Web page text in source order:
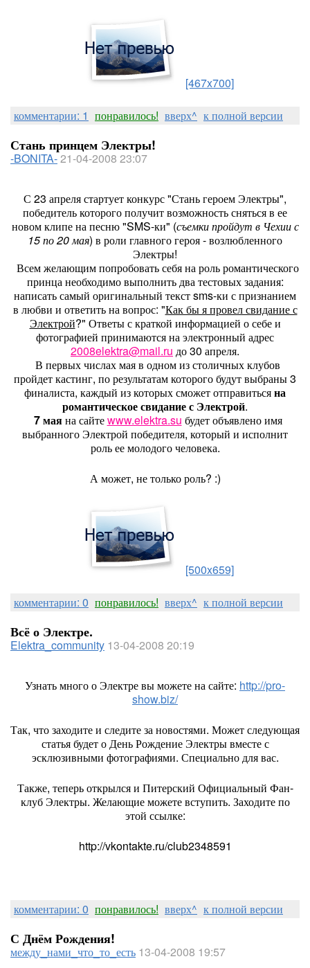
[467x700]
комментарии: 1 понравилось! вверх^ к полной версии
Стань принцем Электры!
-BONITA-21-04-2008 23:07
С 23 апреля стартует конкурс "Стань героем Электры",
победитель которого получит возможность сняться в ее
новом клипе на песню "SMS-ки" (съемки пройдут в Чехии с
15 по 20 мая) в роли главного героя - возлюбленного
Электры!
Всем желающим попробовать себя на роль романтического
принца необходимо выполнить два тестовых задания:
написать самый оригинальный текст sms-ки с признанием
в любви и ответить на вопрос: "Как бы я провел свидание с
Электрой?" Ответы с краткой информацией о себе и
фотографией принимаются на электронный адрес
2008elektra@mail.ru до 30 апреля.
В первых числах мая в одном из столичных клубов
пройдет кастинг, по результатам которого будут выбраны 3
финалиста, каждый из которых сможет отправитьсяна
романтическое свидание с Электрой.
7 маяна сайтеwww.elektra.su будет объявлено имя
выбранного Электрой победителя, который и исполнит
роль ее молодого человека.
А может, не только роль? :)
[500x659]
комментарии: 0 понравилось! вверх^ к полной версии
Всё о Электре.
Elektra_community 13-04-2008 20:19
Узнать много о Электре вы можете на сайте: http://pro-
show.biz/
Так, что заходите и следите за новостями. Может следующая
статья будет о День Рождение Электры вместе с
эсклюзивными фотографиями. Специально для вас.
Также, теперь открылся и Питерский Официальный Фан-
клуб Электры. Желающие можете вступить. Заходите по
этой ссылке:
http://vkontakte.ru/club2348591
комментарии: 0 понравилось! вверх^ к полной версии
С Днём Рождения!
между_нами_что_то_есть 13-04-2008 19:57